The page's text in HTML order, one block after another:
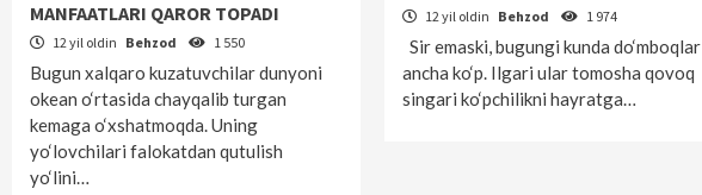
MANFAATLARI QAROR TOPADI
12 yil oldin Behzod 1 550
Bugun xalqaro kuzatuvchilar dunyoni
okean o‘rtasida chayqalib turgan
kemaga o‘xshatmoqda. Uning
yo‘lovchilari falokatdan qutulish
yo‘lini…
12 yil oldin Behzod 1 974
Sir emaski, bugungi kunda do‘mboqlar
ancha ko‘p. Ilgari ular tomosha qovoq
singari ko‘pchilikni hayratga…